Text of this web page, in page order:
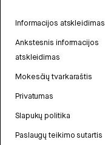
Informacijos atskleidimas
Ankstesnis informacijos
atskleidimas
Mokesčių tvarkaraštis
Privatumas
Slapukų politika
Paslaugų teikimo sutartis